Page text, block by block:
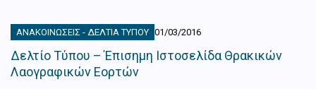
ΑΝΑΚΟΙΝΏΣΕΙΣ - ΔΕΛΤΊΑ ΤΎΠΟΥ 01/03/2016
Δελτίο Τύπου – Έπισημη Ιστοσελίδα Θρακικών
Λαογραφικών Εορτών